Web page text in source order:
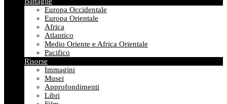
Europa Occidentale
Europa Orientale
Africa
Atlantico
Medio Oriente e Africa Orientale
Pacifico
Risorse
Immagini
Musei
Approfondimenti
Libri